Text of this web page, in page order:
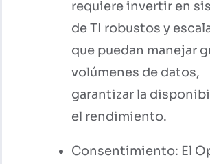
requiere invertir en
de TI robustos y
que puedan manejar
volúmenes de datos,
garantizar la
el rendimiento.
Consentimiento: El